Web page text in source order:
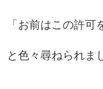
「お前はこの許可
と色々尋ねられま